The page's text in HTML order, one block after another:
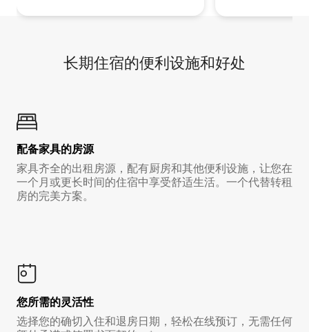
长期住宿的便利设施和好处
配备家具的房源
家具齐全的出租房源，配有厨房和其他便利设施，让您在
一个月或更长时间的住宿中享受舒适生活。一个代替转租
房的完美方案。
您所需的灵活性
选择您的确切入住和退房日期，轻松在线预订，无需任何